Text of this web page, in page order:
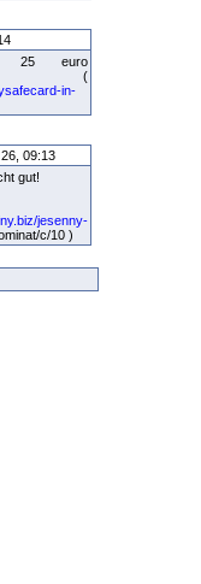
25 euro
(
in-
09:13
gut!
jesenny-
c/10 )